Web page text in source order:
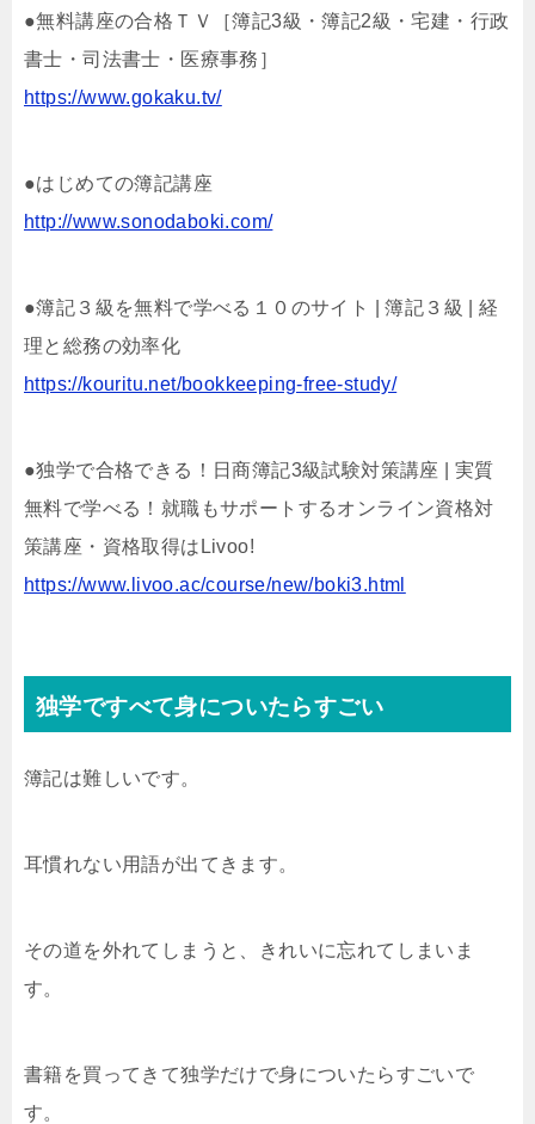
●無料講座の合格ＴＶ［簿記3級・簿記2級・宅建・行政
書士・司法書士・医療事務］
https://www.gokaku.tv/
●はじめての簿記講座
http://www.sonodaboki.com/
●簿記３級を無料で学べる１０のサイト | 簿記３級 | 経
理と総務の効率化
https://kouritu.net/bookkeeping-free-study/
●独学で合格できる！日商簿記3級試験対策講座 | 実質
無料で学べる！就職もサポートするオンライン資格対
策講座・資格取得はLivoo!
https://www.livoo.ac/course/new/boki3.html
独学ですべて身についたらすごい
簿記は難しいです。
耳慣れない用語が出てきます。
その道を外れてしまうと、きれいに忘れてしまいま
す。
書籍を買ってきて独学だけで身についたらすごいで
す。